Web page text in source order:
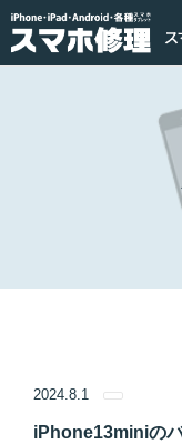
2024.8.1
iPhone13miniの